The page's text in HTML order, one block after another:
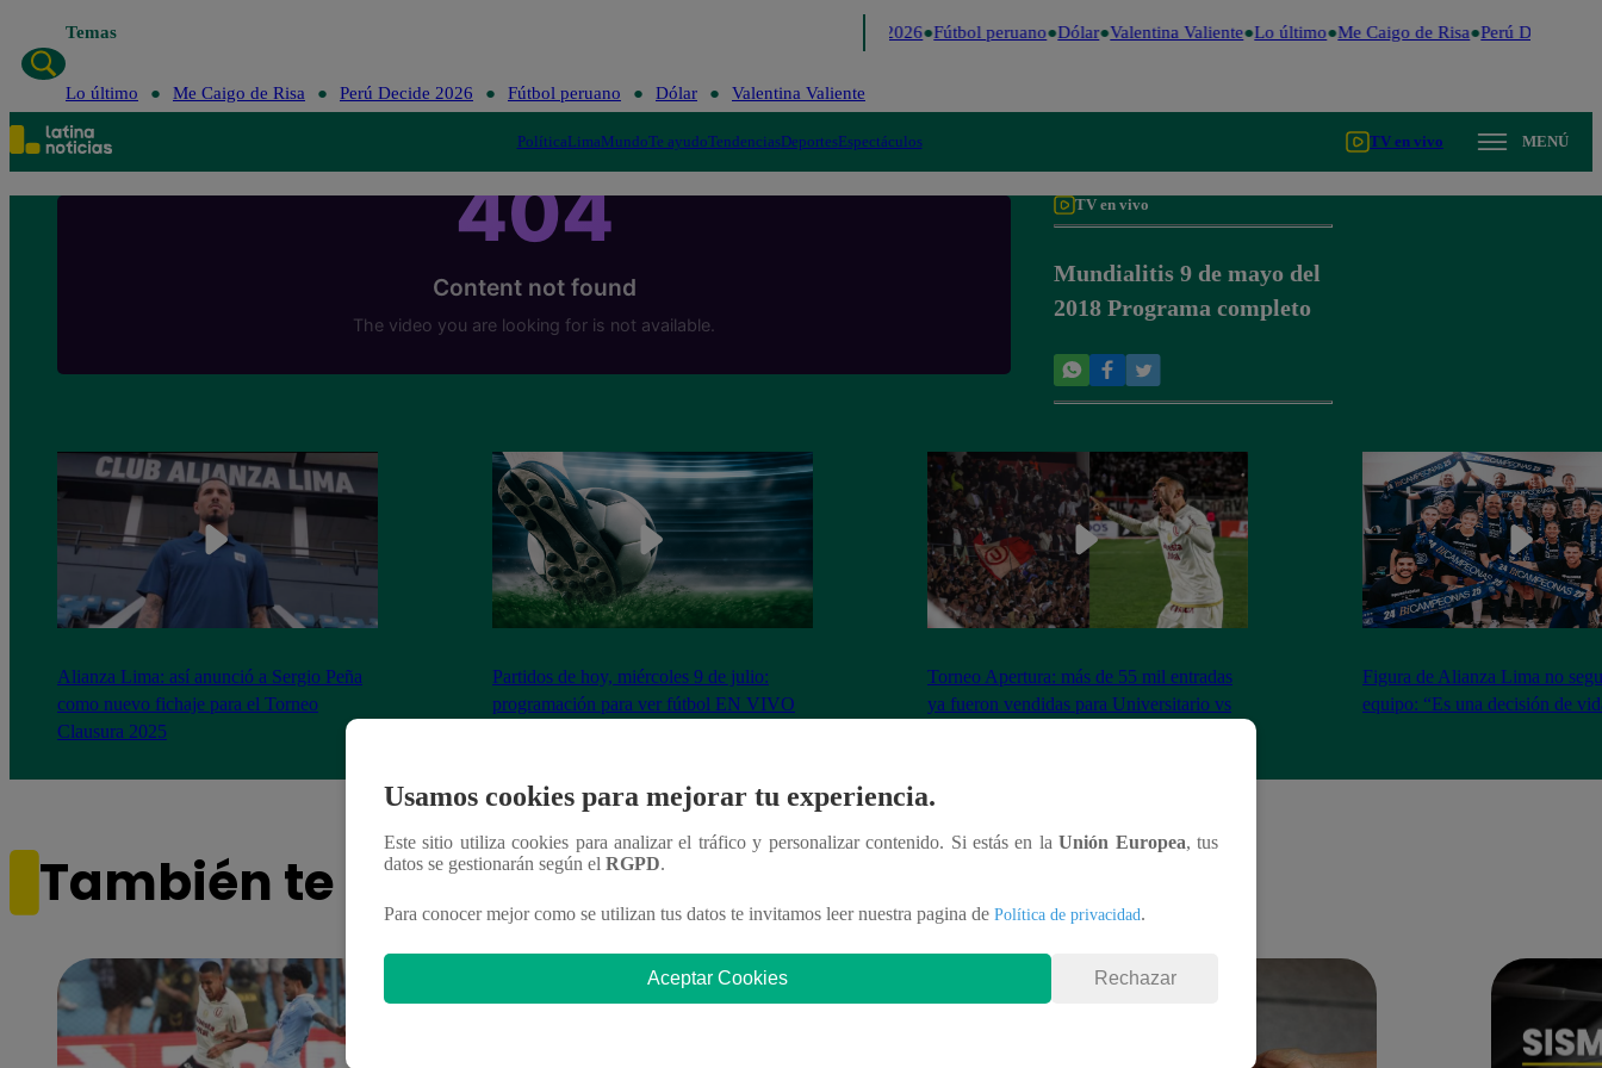
Temas Perú Decide 2026 Fútbol peruano Dólar Valentina Valiente Lo último Me Caigo de Risa Perú Decide
Lo último Me Caigo de Risa Perú Decide 2026 Fútbol peruano Dólar Valentina Valiente
PolíticaLimaMundoTe ayudoTendenciasDeportesEspectáculos TV en vivo MENÚ
TV en vivo
Mundialitis 9 de mayo del
2018 Programa completo
Alianza Lima: así anunció a Sergio Peña
como nuevo fichaje para el Torneo
Clausura 2025
Partidos de hoy, miércoles 9 de julio:
programación para ver fútbol EN VIVO
Torneo Apertura: más de 55 mil entradas
ya fueron vendidas para Universitario vs
Figura de Alianza Lima no
equipo: “Es una decisión de
También te puede interesar
Usamos cookies para mejorar tu experiencia.
Este sitio utiliza cookies para analizar el tráfico y personalizar contenido. Si estás en laUnión Europea, tus
datos se gestionarán según el RGPD.
Para conocer mejor como se utilizan tus datos te invitamos leer nuestra pagina de Política de privacidad.
Aceptar Cookies Rechazar